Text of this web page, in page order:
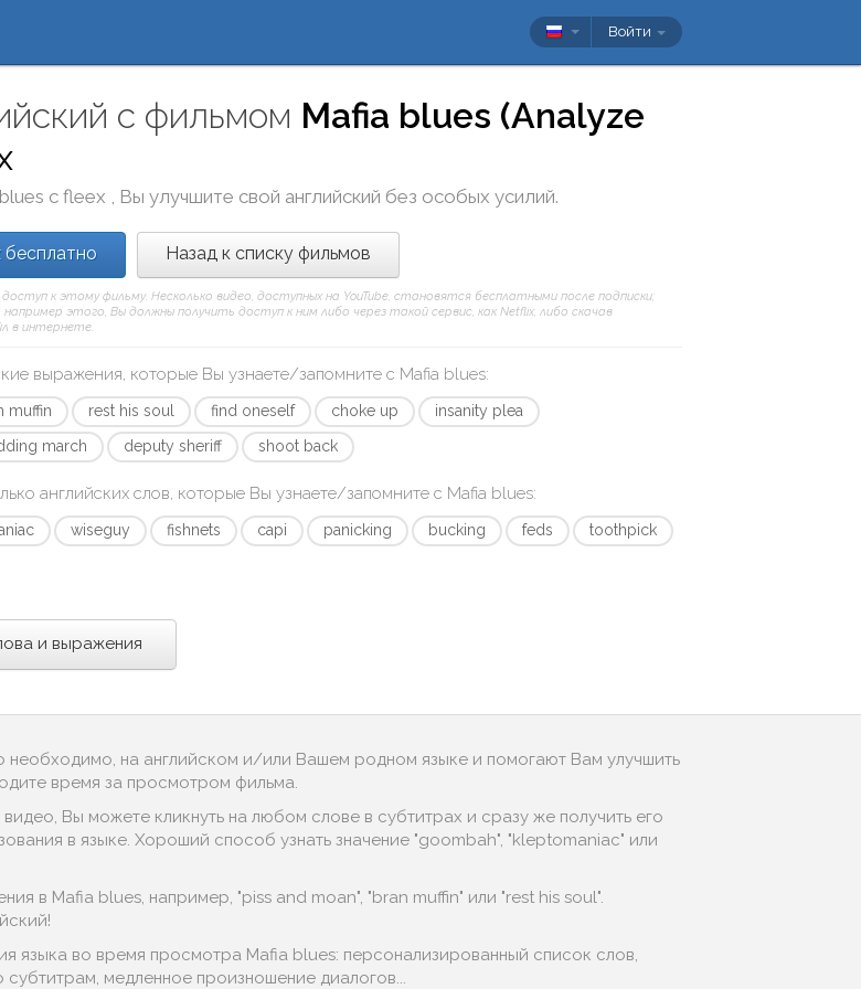
Войти
с фильмом Mafia blues (Analyze
сfleex , Вы улучшите свой английский без особых усилий.
бесплатно Назад к списку фильмов
к этому фильму. Несколько видео, доступных на YouTube, становятся бесплатными после подписки;
этого, Вы должны получить доступ к ним либо через такой сервис, как Netflix, либо скачав
в интернете.
выражения, которые Вы узнаете/запомните с Mafia blues:
muffin rest his soul find oneself choke up
insanity plea
march deputy sheriff shoot back
английских слов, которые Вы узнаете/запомните с Mafia blues:
wiseguy fishnets capi panicking bucking feds
toothpick
и выражения
необходимо, на английском и/или Вашем родном языке и помогают Вам улучшить
время за просмотром фильма.
Вы можете кликнуть на любом слове в субтитрах и сразу же получить его
в языке. Хороший способ узнать значение "goombah", "kleptomaniac" или
в Mafia blues, например, "piss and moan", "bran muffin" или "rest his soul".
языка во время просмотра Mafia blues: персонализированный список слов,
медленное произношение диалогов...